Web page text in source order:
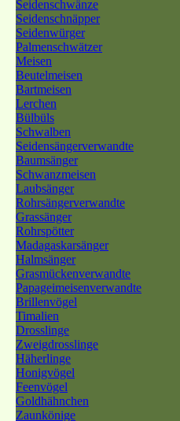
Seidenschwänze
Seidenschnäpper
Seidenwürger
Palmenschwätzer
Meisen
Beutelmeisen
Bartmeisen
Lerchen
Bülbüls
Schwalben
Seidensängerverwandte
Baumsänger
Schwanzmeisen
Laubsänger
Rohrsängerverwandte
Grassänger
Rohrspötter
Madagaskarsänger
Halmsänger
Grasmückenverwandte
Papageimeisenverwandte
Brillenvögel
Timalien
Drosslinge
Zweigdrosslinge
Häherlinge
Honigvögel
Feenvögel
Goldhähnchen
Zaunkönige